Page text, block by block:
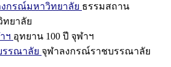
กรณ์มหาวิทยาลัย ธรรมสถาน
ยาลัย
ฯ อุทยาน 100 ปี จุฬาฯ
รรณาลัย จุฬาลงกรณ์ราชบรรณาลัย